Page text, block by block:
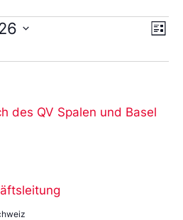
Liste
des QV Spalen und Basel